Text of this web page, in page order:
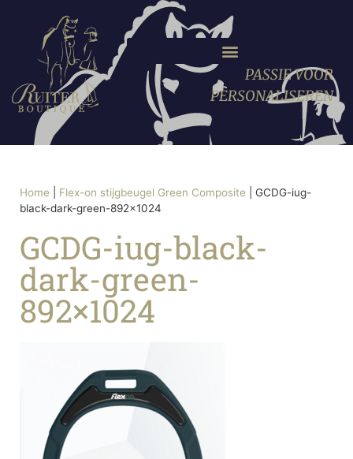
PASSIE VOOR
PERSONALISEREN
Home Flex-on stijgbeugel Green Composite
GCDG-iug-
black-dark-green-892×1024
GCDG-iug-black-
dark-green-
892×1024